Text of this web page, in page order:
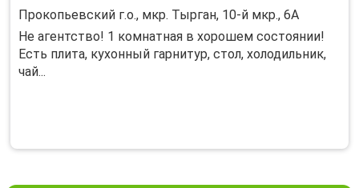
Прокопьевский г.о., мкр. Тырган, 10-й мкр., 6А
Не агентство! 1 комнатная в хорошем состоянии!
Есть плита, кухонный гарнитур, стол, холодильник,
чай...